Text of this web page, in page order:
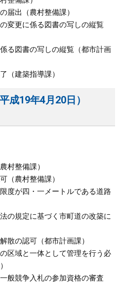
届出（農村整備課）
変更に係る図書の写しの縦覧
る図書の写しの縦覧（都市計画
（建築指導課）
成19年4月20日）
村整備課）
（農村整備課）
度が四・一メートルである道路
の規定に基づく市町道の改築に
散の認可（都市計画課）
区域と一体として管理を行う必
般競争入札の参加資格の審査